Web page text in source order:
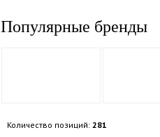
Популярные бренды
Количество позиций: 281